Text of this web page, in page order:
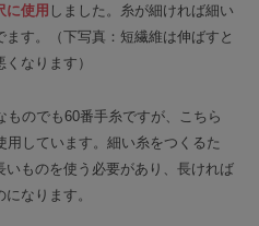
に使用 しました。糸が細ければ細い
す。（下写真：短繊維は伸ばすと
なります）
のでも60番手糸ですが、こちら
しています。細い糸をつくるた
ものを使う必要があり、長ければ
なります。